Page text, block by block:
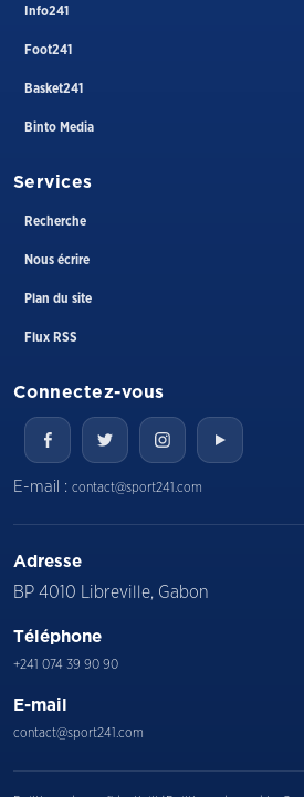
Info241
Foot241
Basket241
Binto Media
Services
Recherche
Nous écrire
Plan du site
Flux RSS
Connectez-vous
E-mail : contact@sport241.com
Adresse
BP 4010 Libreville, Gabon
Téléphone
+241 074 39 90 90
E-mail
contact@sport241.com